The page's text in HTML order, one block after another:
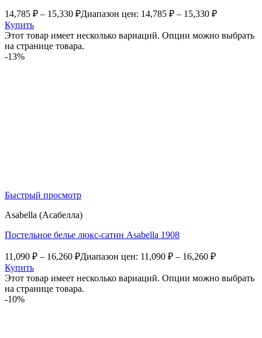
14,785 ₽ – 15,330 ₽Диапазон цен: 14,785 ₽ – 15,330 ₽
Купить
Этот товар имеет несколько вариаций. Опции можно выбрать
на странице товара.
-13%
Быстрый просмотр
Asabella (Асабелла)
Постельное белье люкс-сатин Asabella 1908
11,090 ₽ – 16,260 ₽Диапазон цен: 11,090 ₽ – 16,260 ₽
Купить
Этот товар имеет несколько вариаций. Опции можно выбрать
на странице товара.
-10%